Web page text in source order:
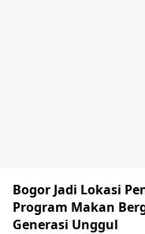
Bogor Jadi Lokasi
Program Makan
Generasi Unggul